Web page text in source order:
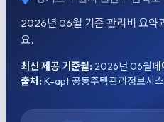
2026년 06월 기준 관리비 요약
요.
최신 제공 기준월: 2026년 06월데
출처:K-apt 공동주택관리정보시